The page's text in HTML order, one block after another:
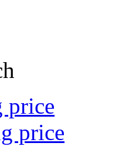
price
price